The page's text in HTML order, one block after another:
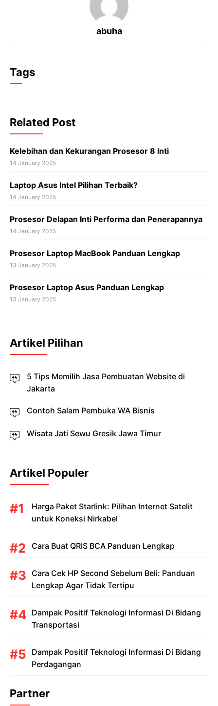
abuha
Tags
Related Post
Kelebihan dan Kekurangan Prosesor 8 Inti
14 January 2025
Laptop Asus Intel Pilihan Terbaik?
14 January 2025
Prosesor Delapan Inti Performa dan Penerapannya
14 January 2025
Prosesor Laptop MacBook Panduan Lengkap
13 January 2025
Prosesor Laptop Asus Panduan Lengkap
13 January 2025
Artikel Pilihan
5 Tips Memilih Jasa Pembuatan Website di
Jakarta
Contoh Salam Pembuka WA Bisnis
Wisata Jati Sewu Gresik Jawa Timur
Artikel Populer
Harga Paket Starlink: Pilihan Internet Satelit
untuk Koneksi Nirkabel
Cara Buat QRIS BCA Panduan Lengkap
Cara Cek HP Second Sebelum Beli: Panduan
Lengkap Agar Tidak Tertipu
Dampak Positif Teknologi Informasi Di Bidang
Transportasi
Dampak Positif Teknologi Informasi Di Bidang
Perdagangan
Partner